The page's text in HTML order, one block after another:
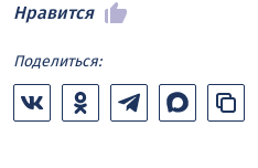
Нравится
Поделиться: